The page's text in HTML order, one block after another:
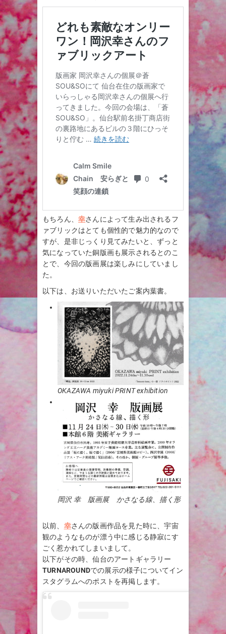
もちろん、 幸さんによって生み出されるフ
ァブリックはとても個性的で魅力的なので
すが、是非じっくり見てみたいと、ずっと
気になっていた銅版画も展示されるとのこ
とで、今回の版画展は楽しみにしていまし
た。
以下は、お送りいただいたご案内葉書。
OKAZAWA miyuki PRINT exhibition
岡沢 幸 版画展 かさなる線、描く形
以前、 幸さんの版画作品を見た時に、宇宙
観のようなものが漂う中に感じる静寂にす
ごく惹かれてしまいまして。
以下がその時、仙台のアートギャラリー
TURNAROUNDでの展示の様子についてイン
スタグラムへのポストを再掲します。